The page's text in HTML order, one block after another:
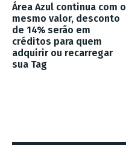
Área Azul continua com o
mesmo valor, desconto
de 14% serão em
créditos para quem
adquirir ou recarregar
sua Tag